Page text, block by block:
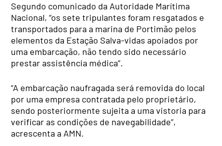
Segundo comunicado da Autoridade Marítima
Nacional, “os sete tripulantes foram resgatados e
transportados para a marina de Portimão pelos
elementos da Estação Salva-vidas apoiados por
uma embarcação, não tendo sido necessário
prestar assistência médica”.
“A embarcação naufragada será removida do local
por uma empresa contratada pelo proprietário,
sendo posteriormente sujeita a uma vistoria para
verificar as condições de navegabilidade”,
acrescenta a AMN.